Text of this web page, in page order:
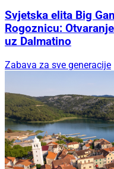
Svjetska elita Big
Rogoznicu:
uz Dalmatino
Zabava za sve generacije